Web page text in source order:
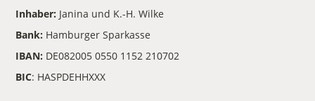
Inhaber: Janina und K.-H. Wilke
Bank: Hamburger Sparkasse
IBAN: DE082005 0550 1152 210702
BIC: HASPDEHHXXX